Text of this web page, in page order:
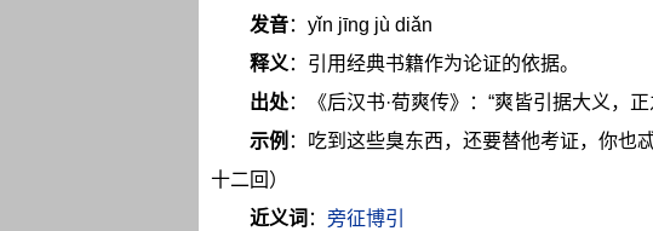
发音：yǐn jīng jù diǎn
释义：引用经典书籍作为论证的依据。
出处：《后汉书·荀爽传》：“爽皆引据大义，正
示例 ：吃到这些臭东西，还要替他考证，你也
十二回）
近义词 ： 旁征博引